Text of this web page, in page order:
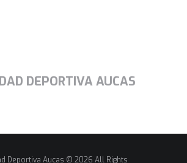
DEPORTIVA AUCAS
Deportiva Aucas © 2026 All Rights